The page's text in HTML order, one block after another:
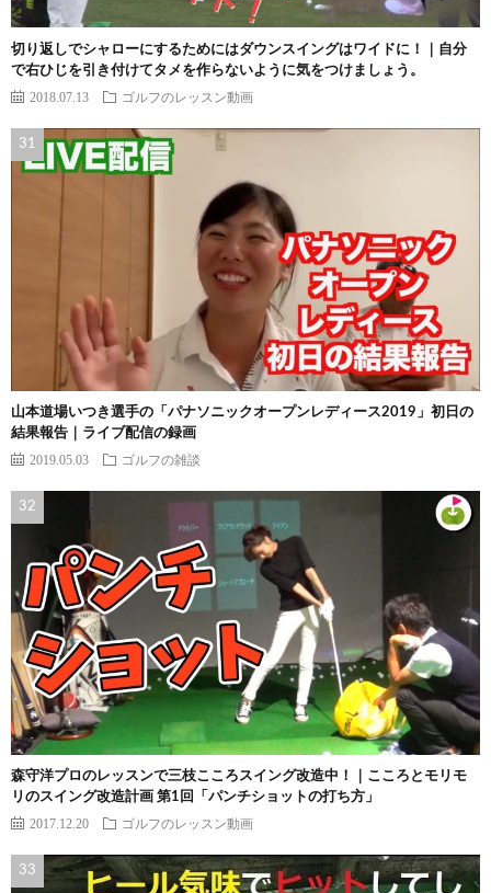
切り返しでシャローにするためにはダウンスイングはワイドに！｜自分
で右ひじを引き付けてタメを作らないように気をつけましょう。
2018.07.13 ゴルフのレッスン動画
山本道場いつき選手の「パナソニックオープンレディース2019」初日の
結果報告｜ライブ配信の録画
2019.05.03 ゴルフの雑談
森守洋プロのレッスンで三枝こころスイング改造中！｜こころとモリモ
リのスイング改造計画 第1回「パンチショットの打ち方」
2017.12.20 ゴルフのレッスン動画